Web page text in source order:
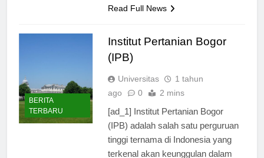
BERITA
TERBARU
Institut Pertanian Bogor
(IPB)
Universitas
1 tahun
[ad_1] Institut Pertanian Bogor
(IPB) adalah salah satu perguruan
tinggi ternama di Indonesia yang